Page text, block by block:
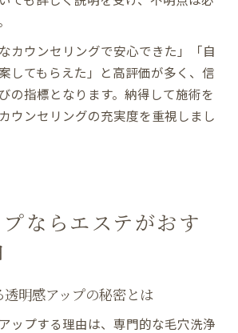
カウンセリングで安心できた」「自
してもらえた」と高評価が多く、信
の指標となります。納得して施術を
ウンセリングの充実度を重視しまし
ならエステがおす
明感アップの秘密とは
ップする理由は、専門的な毛穴洗浄